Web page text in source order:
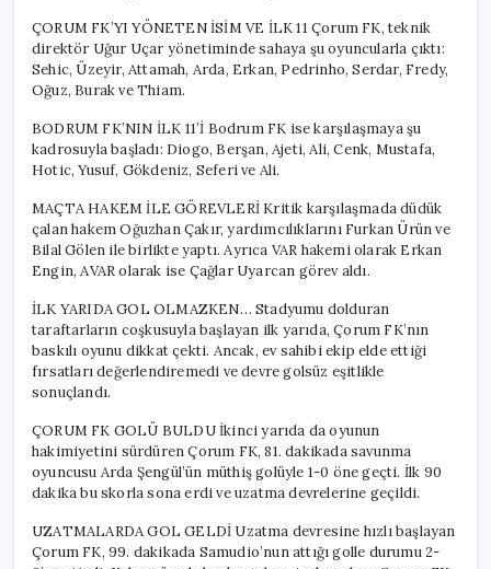
ÇORUM FK’YI YÖNETEN İSİM VE İLK 11 Çorum FK, teknik
direktör Uğur Uçar yönetiminde sahaya şu oyuncularla çıktı:
Sehic, Üzeyir, Attamah, Arda, Erkan, Pedrinho, Serdar, Fredy,
Oğuz, Burak ve Thiam.
BODRUM FK’NIN İLK 11’İ Bodrum FK ise karşılaşmaya şu
kadrosuyla başladı: Diogo, Berşan, Ajeti, Ali, Cenk, Mustafa,
Hotic, Yusuf, Gökdeniz, Seferi ve Ali.
MAÇTA HAKEM İLE GÖREVLERİ Kritik karşılaşmada düdük
çalan hakem Oğuzhan Çakır, yardımcılıklarını Furkan Ürün ve
Bilal Gölen ile birlikte yaptı. Ayrıca VAR hakemi olarak Erkan
Engin, AVAR olarak ise Çağlar Uyarcan görev aldı.
İLK YARIDA GOL OLMAZKEN… Stadyumu dolduran
taraftarların coşkusuyla başlayan ilk yarıda, Çorum FK’nın
baskılı oyunu dikkat çekti. Ancak, ev sahibi ekip elde ettiği
fırsatları değerlendiremedi ve devre golsüz eşitlikle
sonuçlandı.
ÇORUM FK GOLÜ BULDU İkinci yarıda da oyunun
hakimiyetini sürdüren Çorum FK, 81. dakikada savunma
oyuncusu Arda Şengül’ün müthiş golüyle 1-0 öne geçti. İlk 90
dakika bu skorla sona erdi ve uzatma devrelerine geçildi.
UZATMALARDA GOL GELDİ Uzatma devresine hızlı başlayan
Çorum FK, 99. dakikada Samudio’nun attığı golle durumu 2-